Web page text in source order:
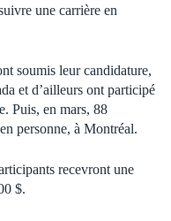
une carrière en
soumis leur candidature,
et d’ailleurs ont participé
Puis, en mars, 88
personne, à Montréal.
recevront une
$.